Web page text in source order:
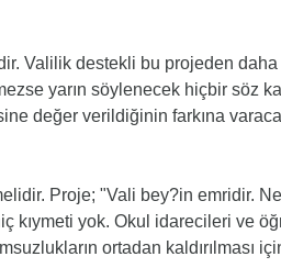
Valilik destekli bu projeden
yarın söylenecek hiçbir söz
değer verildiğinin farkına
Proje; "Vali bey?in emridir.
kıymeti yok. Okul idarecileri ve
ortadan kaldırılması